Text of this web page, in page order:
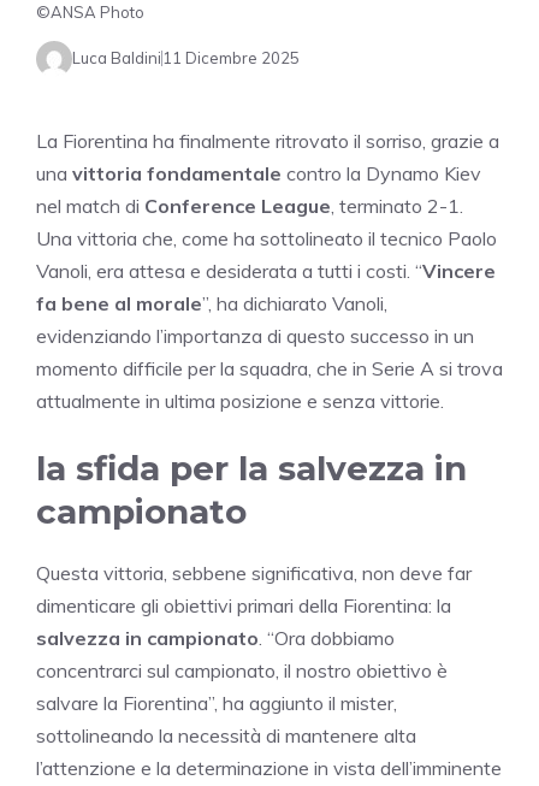
©ANSA Photo
Luca Baldini11 Dicembre 2025
La Fiorentina ha finalmente ritrovato il sorriso, grazie a
una vittoria fondamentale contro la Dynamo Kiev
nel match di Conference League , terminato 2-1.
Una vittoria che, come ha sottolineato il tecnico Paolo
Vanoli, era attesa e desiderata a tutti i costi. “Vincere
fa bene al morale”, ha dichiarato Vanoli,
evidenziando l’importanza di questo successo in un
momento difficile per la squadra, che in Serie A si trova
attualmente in ultima posizione e senza vittorie.
la sfida per la salvezza in
campionato
Questa vittoria, sebbene significativa, non deve far
dimenticare gli obiettivi primari della Fiorentina: la
salvezza in campionato . “Ora dobbiamo
concentrarci sul campionato, il nostro obiettivo è
salvare la Fiorentina”, ha aggiunto il mister,
sottolineando la necessità di mantenere alta
l’attenzione e la determinazione in vista dell’imminente